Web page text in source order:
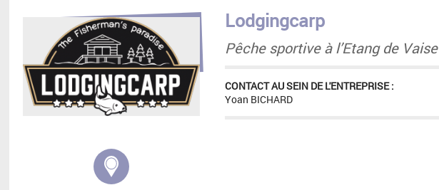
Lodgingcarp
Pêche sportive à l’Etang de Vaise
CONTACT AU SEIN DE L'ENTREPRISE :
Yoan BICHARD